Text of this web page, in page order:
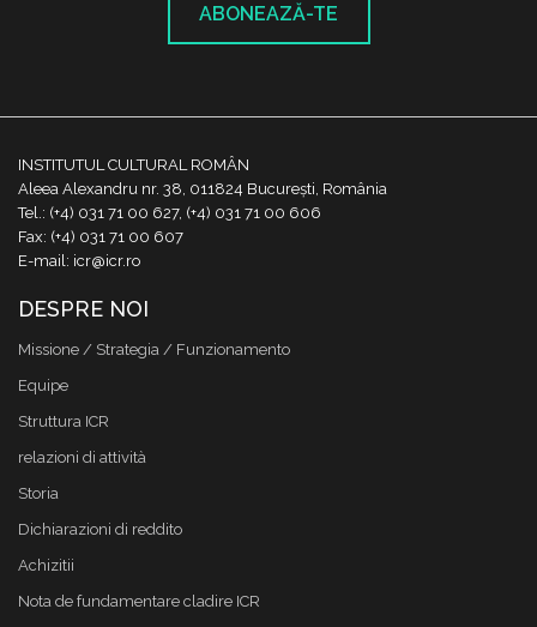
ABONEAZĂ-TE
INSTITUTUL CULTURAL ROMÂN
Aleea Alexandru nr. 38, 011824 București, România
Tel.: (+4) 031 71 00 627, (+4) 031 71 00 606
Fax: (+4) 031 71 00 607
E-mail: icr@icr.ro
DESPRE NOI
Missione / Strategia / Funzionamento
Equipe
Struttura ICR
relazioni di attività
Storia
Dichiarazioni di reddito
Achizitii
Nota de fundamentare cladire ICR